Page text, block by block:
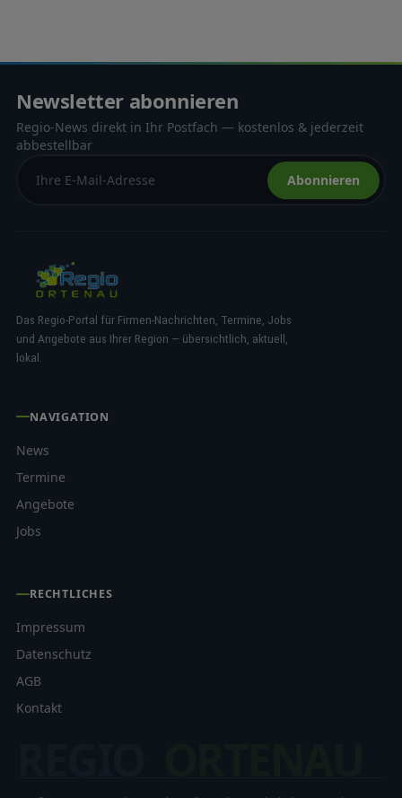
Newsletter abonnieren
Regio-News direkt in Ihr Postfach — kostenlos & jederzeit
abbestellbar
Abonnieren
Das Regio-Portal für Firmen-Nachrichten, Termine, Jobs
und Angebote aus Ihrer Region — übersichtlich, aktuell,
lokal.
NAVIGATION
News
Termine
Angebote
Jobs
RECHTLICHES
Impressum
Datenschutz
AGB
Kontakt